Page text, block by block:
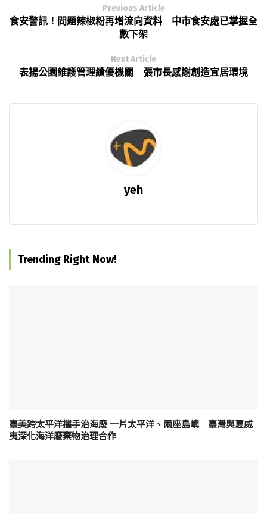
Previous Article
食安警訊！問題辣椒粉再增流向資料 中市食安處已掌握全
數下架
Next Article
表揚公園維護管理績優機關 張市長感謝創造宜居環境
yeh
Trending Right Now!
臺美跨太平洋攜手治海廢 一片太平洋、兩座島嶼 臺灣與夏威
夷深化海洋廢棄物治理合作